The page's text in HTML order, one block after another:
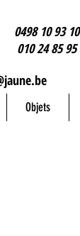
0498 10 93 10
010 24 85 95
Objets